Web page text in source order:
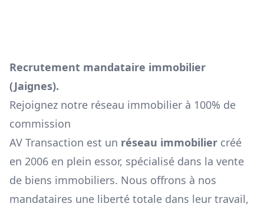
Recrutement mandataire immobilier
(Jaignes).
Rejoignez notre réseau immobilier à 100% de
commission
AV Transaction est un réseau immobilier créé
en 2006 en plein essor, spécialisé dans la vente
de biens immobiliers. Nous offrons à nos
mandataires une liberté totale dans leur travail,